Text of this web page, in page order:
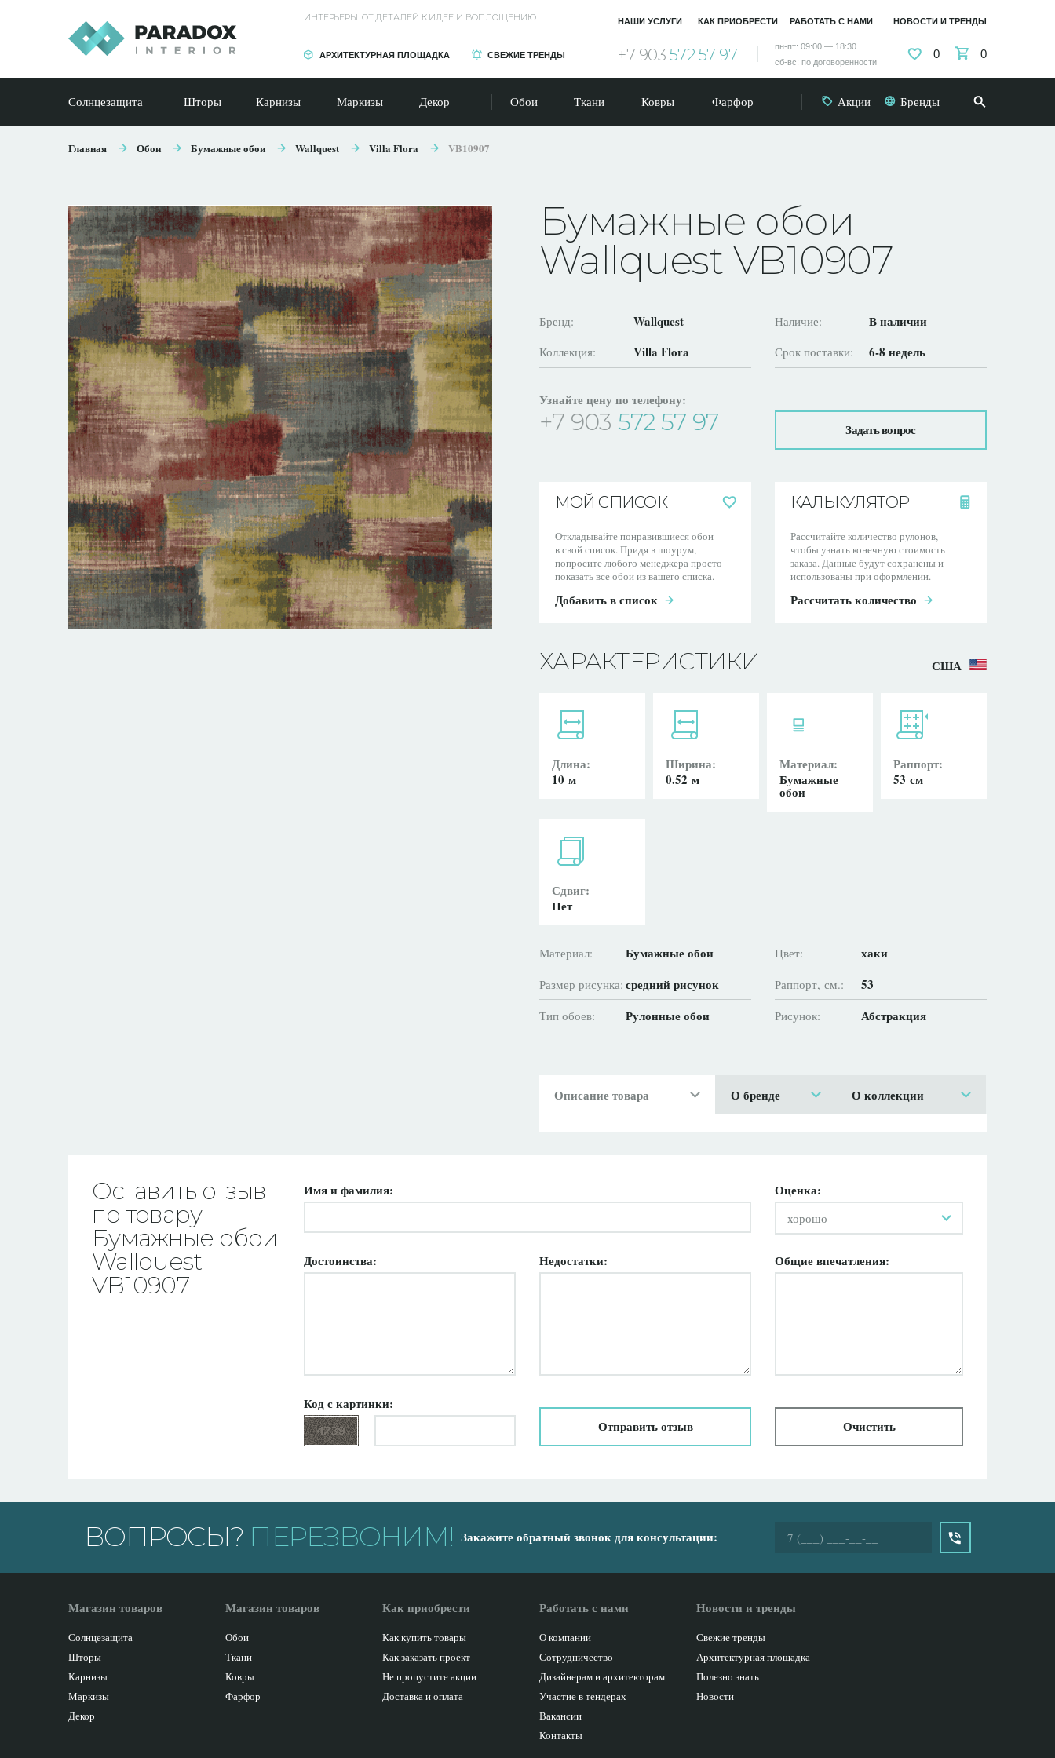
ИНТЕРЬЕРЫ: ОТ ДЕТАЛЕЙ К ИДЕЕ И ВОПЛОЩЕНИЮ
АРХИТЕКТУРНАЯ ПЛОЩАДКА СВЕЖИЕ ТРЕНДЫ +7 903 572 57 97
пн-пт: 09:00 — 18:30
сб-вс: по договоренности
НАШИ УСЛУГИ КАК ПРИОБРЕСТИ РАБОТАТЬ С НАМИ НОВОСТИ И ТРЕНДЫ
0 0
Солнцезащита Шторы Карнизы Маркизы Декор Обои Ткани Ковры Фарфор Акции Бренды
Главная Обои Бумажные обои Wallquest Villa Flora VB10907
Бумажные обои
Wallquest VB10907
Бренд: Wallquest
Коллекция: Villa Flora
Наличие: В наличии
Срок поставки: 6-8 недель
Узнайте цену по телефону:
+7 903 572 57 97 Задать вопрос
МОЙ СПИСОК
Откладывайте понравившиеся обои
в свой список. Придя в шоурум,
попросите любого менеджера просто
показать все обои из вашего списка.
Добавить в список
КАЛЬКУЛЯТОР
Рассчитайте количество рулонов,
чтобы узнать конечную стоимость
заказа. Данные будут сохранены и
использованы при оформлении.
Рассчитать количество
ХАРАКТЕРИСТИКИ США
Длина:
10 м
Ширина:
0.52 м
Материал:
Бумажные
обои
Раппорт:
53 см
Сдвиг:
Нет
Материал: Бумажные обои Цвет: хаки
Размер рисунка: средний рисунок Раппорт, см.: 53
Тип обоев: Рулонные обои Рисунок: Абстракция
Описание товара О бренде О коллекции
Оставить отзыв
по товару
Бумажные обои
Wallquest
VB10907
Имя и фамилия: Оценка:
хорошо
Достоинства: Недостатки: Общие впечатления:
Код с картинки:
Отправить отзыв
Очистить
ВОПРОСЫ? ПЕРЕЗВОНИМ! Закажите обратный звонок для консультации:
Магазин товаров
Солнцезащита
Шторы
Карнизы
Маркизы
Декор
Магазин товаров
Обои
Ткани
Ковры
Фарфор
Как приобрести
Как купить товары
Как заказать проект
Не пропустите акции
Доставка и оплата
Работать с нами
О компании
Сотрудничество
Дизайнерам и архитекторам
Участие в тендерах
Вакансии
Контакты
Новости и тренды
Свежие тренды
Архитектурная площадка
Полезно знать
Новости